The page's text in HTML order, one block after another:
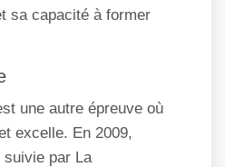
sa capacité à former
une autre épreuve où
excelle. En 2009,
suivie par La